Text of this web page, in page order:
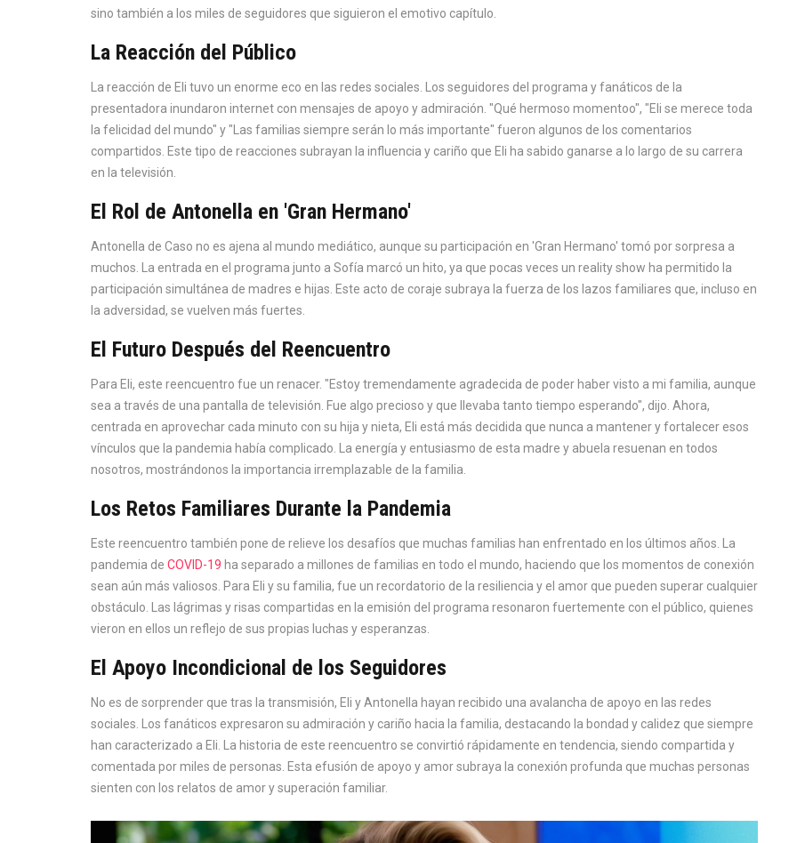
sino también a los miles de seguidores que siguieron el emotivo capítulo.
La Reacción del Público
La reacción de Eli tuvo un enorme eco en las redes sociales. Los seguidores del programa y fanáticos de la
presentadora inundaron internet con mensajes de apoyo y admiración. "Qué hermoso momentoo", "Eli se merece toda
la felicidad del mundo" y "Las familias siempre serán lo más importante" fueron algunos de los comentarios
compartidos. Este tipo de reacciones subrayan la influencia y cariño que Eli ha sabido ganarse a lo largo de su carrera
en la televisión.
El Rol de Antonella en 'Gran Hermano'
Antonella de Caso no es ajena al mundo mediático, aunque su participación en 'Gran Hermano' tomó por sorpresa a
muchos. La entrada en el programa junto a Sofía marcó un hito, ya que pocas veces un reality show ha permitido la
participación simultánea de madres e hijas. Este acto de coraje subraya la fuerza de los lazos familiares que, incluso en
la adversidad, se vuelven más fuertes.
El Futuro Después del Reencuentro
Para Eli, este reencuentro fue un renacer. "Estoy tremendamente agradecida de poder haber visto a mi familia, aunque
sea a través de una pantalla de televisión. Fue algo precioso y que llevaba tanto tiempo esperando", dijo. Ahora,
centrada en aprovechar cada minuto con su hija y nieta, Eli está más decidida que nunca a mantener y fortalecer esos
vínculos que la pandemia había complicado. La energía y entusiasmo de esta madre y abuela resuenan en todos
nosotros, mostrándonos la importancia irremplazable de la familia.
Los Retos Familiares Durante la Pandemia
Este reencuentro también pone de relieve los desafíos que muchas familias han enfrentado en los últimos años. La
pandemia de COVID-19 ha separado a millones de familias en todo el mundo, haciendo que los momentos de conexión
sean aún más valiosos. Para Eli y su familia, fue un recordatorio de la resiliencia y el amor que pueden superar cualquier
obstáculo. Las lágrimas y risas compartidas en la emisión del programa resonaron fuertemente con el público, quienes
vieron en ellos un reflejo de sus propias luchas y esperanzas.
El Apoyo Incondicional de los Seguidores
No es de sorprender que tras la transmisión, Eli y Antonella hayan recibido una avalancha de apoyo en las redes
sociales. Los fanáticos expresaron su admiración y cariño hacia la familia, destacando la bondad y calidez que siempre
han caracterizado a Eli. La historia de este reencuentro se convirtió rápidamente en tendencia, siendo compartida y
comentada por miles de personas. Esta efusión de apoyo y amor subraya la conexión profunda que muchas personas
sienten con los relatos de amor y superación familiar.